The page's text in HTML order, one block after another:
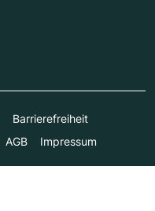
Barrierefreiheit
AGB Impressum